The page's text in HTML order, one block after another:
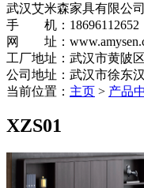
武汉艾米森家具有限公司
手 机：18696112652
网 址：
工厂地址：武汉市黄陂
公司地址：武汉市徐东
当前位置： 主页 > 产品
XZS01